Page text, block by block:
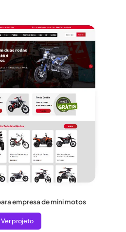
empresa de mini motos
Ver projeto